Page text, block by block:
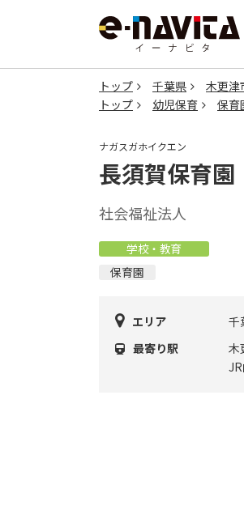
トップ 千葉県 木更津
トップ
幼児保育 保育
ナガスガホイクエン
長須賀保育園
社会福祉法人
学校・教育
保育園
エリア
千
最寄り駅
木